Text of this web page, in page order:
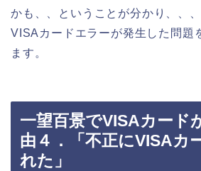
かも、、ということが分かり、、
VISAカードエラーが発生した問題
ます。
一望百景でVISAカード
由４．「不正にVISAカ
れた」